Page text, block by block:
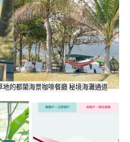
的都蘭海景咖啡餐廳 秘境海灘通道